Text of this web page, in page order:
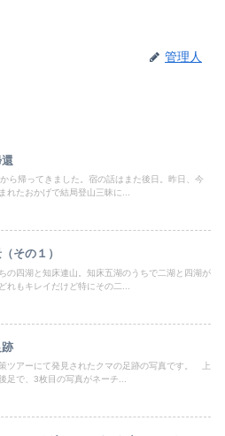
管理人
ら帰ってきました。宿の話はまた後日。昨日、今
れたおかげで結局登山三昧に...
その１）
の四湖と知床連山。知床五湖のうちで二湖と四湖が
れもキレイだけど特にその二...
跡
ツアーにて発見されたクマの足跡の写真です。 上
足で、3枚目の写真がネーチ...